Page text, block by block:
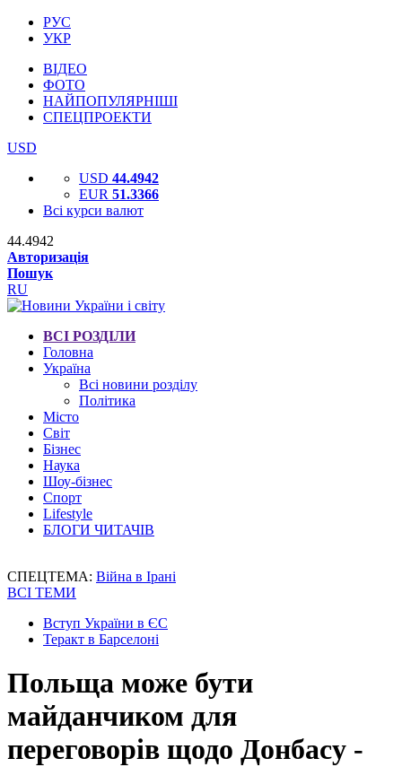
РУС
УКР
ВІДЕО
ФОТО
НАЙПОПУЛЯРНІШІ
СПЕЦПРОЕКТИ
USD
USD 44.4942
EUR 51.3366
Всі курси валют
44.4942
Авторизація
Пошук
RU
ВСІ РОЗДІЛИ
Головна
Україна
Всі новини розділу
Політика
Місто
Світ
Бізнес
Наука
Шоу-бізнес
Спорт
Lifestyle
БЛОГИ ЧИТАЧІВ
СПЕЦТЕМА: Війна в Ірані
ВСІ ТЕМИ
Вступ України в ЄС
Теракт в Барселоні
Польща може бути
майданчиком для
переговорів щодо Донбасу -